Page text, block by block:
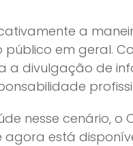
a
em geral.
a divulgação de
nesse cenário, o
está